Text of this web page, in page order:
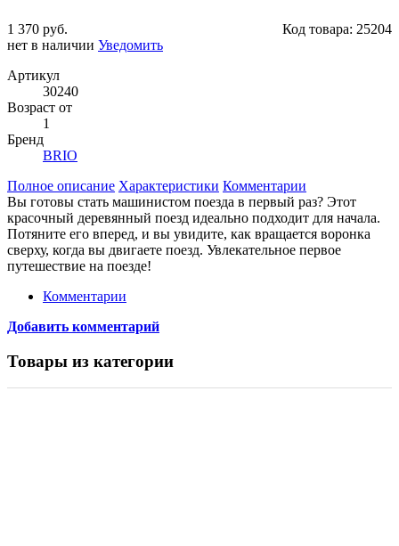
1 370 руб. Код товара: 25204
нет в наличии Уведомить
Артикул
30240
Возраст от
1
Бренд
BRIO
Полное описание Характеристики Комментарии
Вы готовы стать машинистом поезда в первый раз? Этот
красочный деревянный поезд идеально подходит для начала.
Потяните его вперед, и вы увидите, как вращается воронка
сверху, когда вы двигаете поезд. Увлекательное первое
путешествие на поезде!
Комментарии
Добавить комментарий
Товары из категории